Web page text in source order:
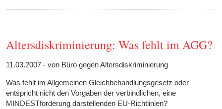
Altersdiskriminierung: Was fehlt im AGG?
11.03.2007 - von Büro gegen Altersdiskriminierung
Was fehlt im Allgemeinen Gleichbehandlungsgesetz oder
entspricht nicht den Vorgaben der verbindlichen, eine
MINDESTforderung darstellenden EU-Richtlinien?